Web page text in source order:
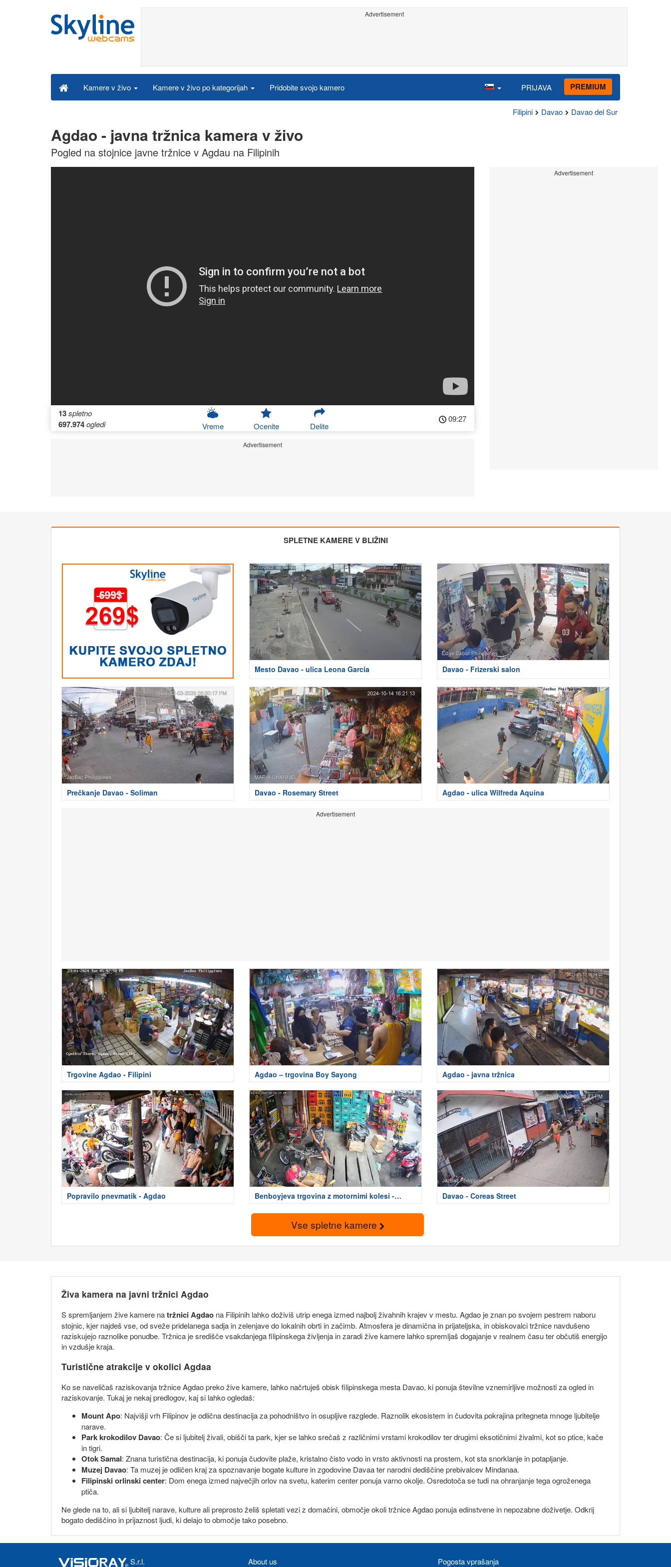
Advertisement
Kamere v živo Kamere v živo po kategorijah Pridobite svojo kamero PRIJAVA PREMIUM
Filipini Davao Davao del Sur
Agdao - javna tržnica kamera v živo
Pogled na stojnice javne tržnice v Agdau na Filipinih
13spletno
697.974ogledi Vreme Ocenite Delite
09:27
Advertisement
Advertisement
SPLETNE KAMERE V BLIŽINI
Mesto Davao - ulica Leona Garcia Davao - Frizerski salon
Prečkanje Davao - Soliman Davao - Rosemary Street Agdao - ulica Wilfreda Aquina
Advertisement
Trgovine Agdao - Filipini Agdao – trgovina Boy Sayong Agdao - javna tržnica
Popravilo pnevmatik - Agdao
Benboyjeva trgovina z motornimi kolesi -
Agdao
Davao - Coreas Street
Vse spletne kamere
Živa kamera na javni tržnici Agdao
S spremljanjem žive kamere natržnici Agdao na Filipinih lahko doživiš utrip enega izmed najbolj živahnih krajev v mestu. Agdao je znan po svojem pestrem naboru
stojnic, kjer najdeš vse, od sveže pridelanega sadja in zelenjave do lokalnih obrti in začimb. Atmosfera je dinamična in prijateljska, in obiskovalci tržnice navdušeno
raziskujejo raznolike ponudbe. Tržnica je središče vsakdanjega filipinskega življenja in zaradi žive kamere lahko spremljaš dogajanje v realnem času ter občutiš energijo
in vzdušje kraja.
Turistične atrakcije v okolici Agdaa
Ko se naveličaš raziskovanja tržnice Agdao preko žive kamere, lahko načrtuješ obisk filipinskega mesta Davao, ki ponuja številne vznemirljive možnosti za ogled in
raziskovanje. Tukaj je nekaj predlogov, kaj si lahko ogledaš:
Mount Apo: Najvišji vrh Filipinov je odlična destinacija za pohodništvo in osupljive razglede. Raznolik ekosistem in čudovita pokrajina pritegneta mnoge ljubitelje
narave.
Park krokodilov Davao: Če si ljubitelj živali, obišči ta park, kjer se lahko srečaš z različnimi vrstami krokodilov ter drugimi eksotičnimi živalmi, kot so ptice, kače
in tigri.
Otok Samal: Znana turistična destinacija, ki ponuja čudovite plaže, kristalno čisto vodo in vrsto aktivnosti na prostem, kot sta snorklanje in potapljanje.
Muzej Davao: Ta muzej je odličen kraj za spoznavanje bogate kulture in zgodovine Davaa ter narodni dediščine prebivalcev Mindanaa.
Filipinski orlinski center: Dom enega izmed največjih orlov na svetu, katerim center ponuja varno okolje. Osredotoča se tudi na ohranjanje tega ogroženega
ptiča.
Ne glede na to, ali si ljubitelj narave, kulture ali preprosto želiš spletati vezi z domačini, območje okoli tržnice Agdao ponuja edinstvene in nepozabne doživetje. Odkrij
bogato dediščino in prijaznost ljudi, ki delajo to območje tako posebno.
S.r.l. About us Pogosta vprašanja